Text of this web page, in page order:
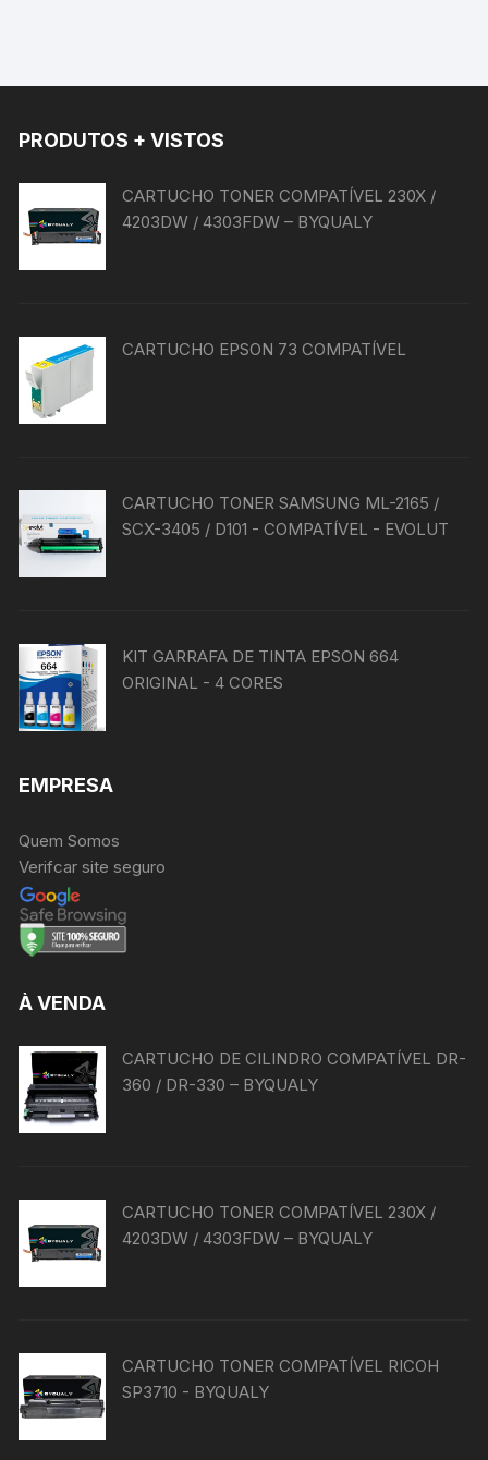
opções
na
página
PRODUTOS + VISTOS
CARTUCHO TONER COMPATÍVEL 230X /
4203DW / 4303FDW – BYQUALY
CARTUCHO EPSON 73 COMPATÍVEL
CARTUCHO TONER SAMSUNG ML-2165 /
SCX-3405 / D101 - COMPATÍVEL - EVOLUT
KIT GARRAFA DE TINTA EPSON 664
ORIGINAL - 4 CORES
EMPRESA
Quem Somos
Verifcar site seguro
À VENDA
CARTUCHO DE CILINDRO COMPATÍVEL DR-
360 / DR-330 – BYQUALY
CARTUCHO TONER COMPATÍVEL 230X /
4203DW / 4303FDW – BYQUALY
CARTUCHO TONER COMPATÍVEL RICOH
SP3710 - BYQUALY